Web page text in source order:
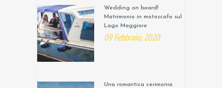
Wedding on board!
Matrimonio in motoscafo sul
Lago Maggiore
09 Febbraio, 2020
Una romantica cerimonia